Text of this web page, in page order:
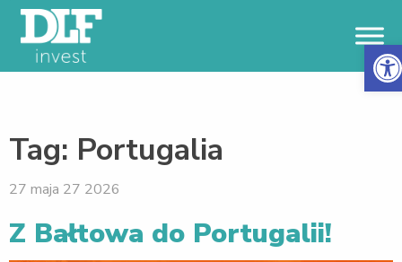
Tag: Portugalia
27 maja 27 2026
Z Bałtowa do Portugalii!